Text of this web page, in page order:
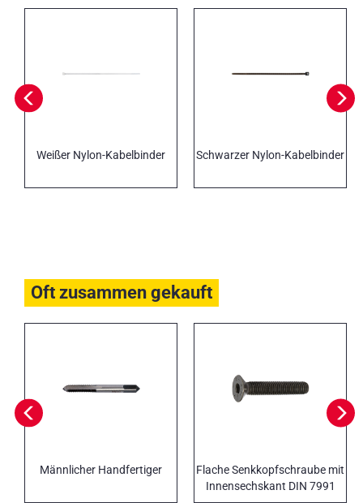
Weißer Nylon-Kabelbinder Schwarzer Nylon-Kabelbinder
Oft zusammen gekauft
Männlicher Handfertiger
Flache Senkkopfschraube mit
Innensechskant DIN 7991